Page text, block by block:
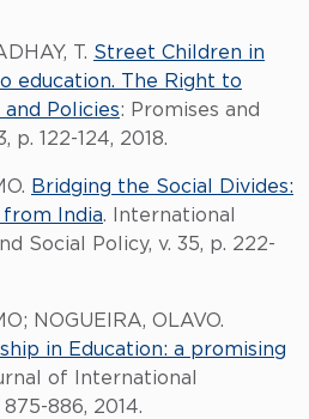
T. Street Children in
education. The Right to
Policies: Promises and
p. 122-124, 2018.
Bridging the Social Divides:
from India. International
Social Policy, v. 35, p. 222-
NOGUEIRA, OLAVO.
in Education: a promising
of International
886, 2014.